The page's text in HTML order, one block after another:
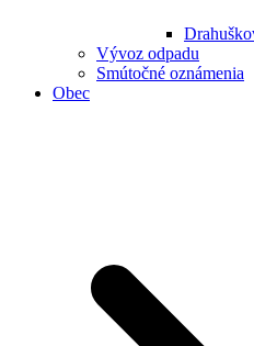
Vývoz odpadu
Smútočné oznámenia
Obec